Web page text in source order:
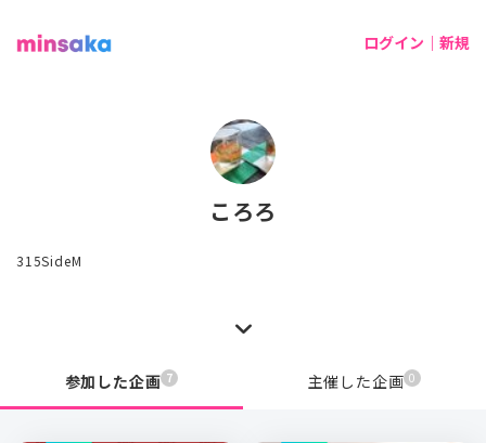
ログイン｜新規
ころろ
315SideM
参加した企画 7 主催した企画 0